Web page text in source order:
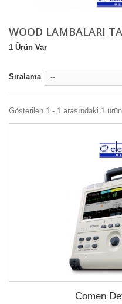
WOOD LAMBALARI
1 Ürün Var
Sıralama --
Gösterilen 1 - 1 arasındaki 1 ürün
Comen